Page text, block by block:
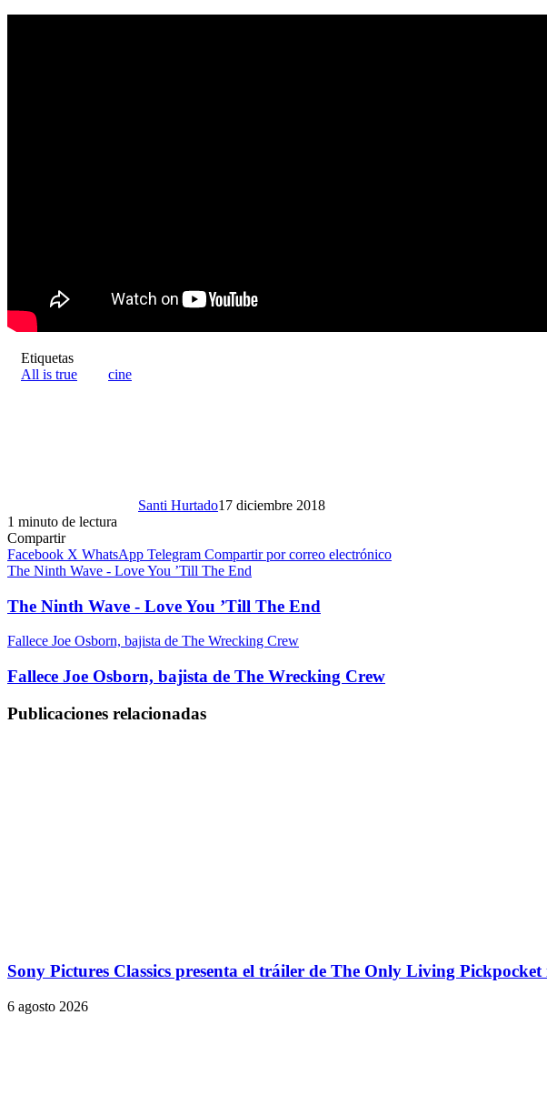
Etiquetas
All is true
cine
Santi Hurtado17 diciembre 2018
1 minuto de lectura
Compartir
Facebook X WhatsApp Telegram Compartir por correo electrónico
The Ninth Wave - Love You ’Till The End
The Ninth Wave - Love You ’Till The End
Fallece Joe Osborn, bajista de The Wrecking Crew
Fallece Joe Osborn, bajista de The Wrecking Crew
Publicaciones relacionadas
Sony Pictures Classics presenta el tráiler de The Only Living
6 agosto 2026